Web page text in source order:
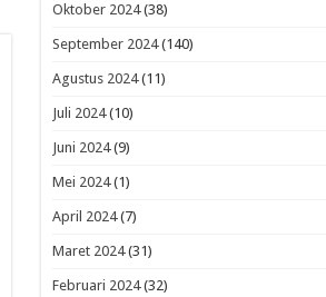
Oktober 2024(38)
September 2024(140)
Agustus 2024(11)
Juli 2024(10)
Juni 2024(9)
Mei 2024(1)
April 2024(7)
Maret 2024(31)
Februari 2024(32)